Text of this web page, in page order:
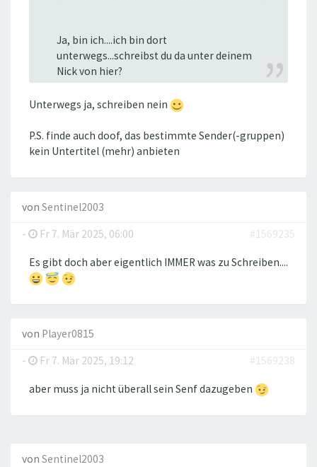
Ja, bin ich....ich bin dort
unterwegs...schreibst du da unter deinem
Nick von hier?
Unterwegs ja, schreiben nein
P.S. finde auch doof, das bestimmte Sender(-gruppen)
kein Untertitel (mehr) anbieten
von Sentinel2003
-
Fr 7. Mär 2025, 06:00 #1569235
Es gibt doch aber eigentlich IMMER was zu Schreiben....
von Player0815
-
Fr 7. Mär 2025, 19:12 #1569238
aber muss ja nicht überall sein Senf dazugeben
von Sentinel2003